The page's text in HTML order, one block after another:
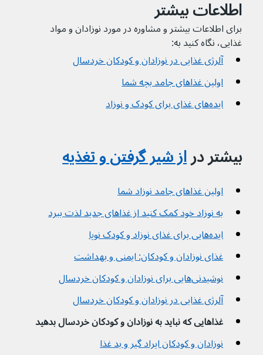
اطلاعات بیشتر
برای اطلاعات بیشتر و مشاوره در مورد نوزادان و مواد
غذایی، نگاه کنید به:
آلرژی غذایی در نوزادان و کودکان خردسال
اولین غذاهای جامد بچه شما
ایده‌های غذای برای کودک و نوزاد
بیشتر در از شیر گرفتن و تغذیه
اولین غذاهای جامد نوزاد شما
به نوزاد خود کمک کنید از غذاهای جدید لذت ببرد
ایده‌هایی برای غذای نوزاد و کودک نوپا
غذای نوزادان و کودکان: ایمنی و بهداشت
نوشیدنی‌هایی برای نوزادان و کودکان خردسال
آلرژی غذایی در نوزادان و کودکان خردسال
غذاهایی که نباید به نوزادان و کودکان خردسال بدهید
نوزادان و کودکان ایراد‌ گیر و بد غذا